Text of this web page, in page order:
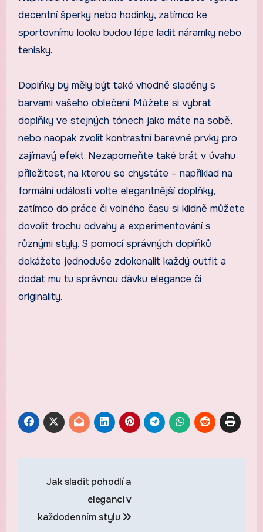
decentní šperky nebo hodinky, zatímco ke
sportovnímu looku budou lépe ladit náramky nebo
tenisky.
Doplňky by měly být také vhodně sladěny s
barvami vašeho oblečení. Můžete si vybrat
doplňky ve stejných tónech jako máte na sobě,
nebo naopak zvolit kontrastní barevné prvky pro
zajímavý efekt. Nezapomeňte také brát v úvahu
příležitost, na kterou se chystáte – například na
formální události volte elegantnější doplňky,
zatímco do práce či volného času si klidně můžete
dovolit trochu odvahy a experimentování s
různými styly. S pomocí správných doplňků
dokážete jednoduše zdokonalit každý outfit a
dodat mu tu správnou dávku elegance či
originality.
pro
příspěvek
Jak sladit pohodlí a
eleganci v
každodenním stylu